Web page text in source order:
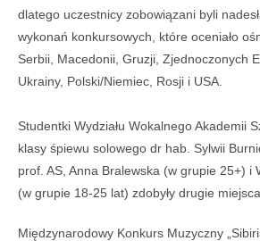
dlatego uczestnicy zobowiązani byli
wykonań konkursowych, które oceniało
Serbii, Macedonii, Gruzji, Zjednoczonych
Ukrainy, Polski/Niemiec, Rosji i USA.
Studentki Wydziału Wokalnego Akademii
klasy śpiewu solowego dr hab. Sylwii
prof. AS, Anna Bralewska (w grupie 25+) i
(w grupie 18-25 lat) zdobyły drugie miejsca.
Międzynarodowy Konkurs Muzyczny